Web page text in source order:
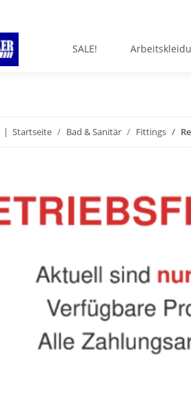
SALE!
Startseite Bad & Sanitär Fittings